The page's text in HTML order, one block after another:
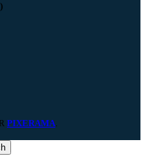
PIXERAMA.